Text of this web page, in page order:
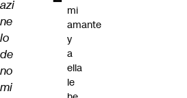
azi
ne
lo
de
no
mi
mi
amante
y
a
ella
le